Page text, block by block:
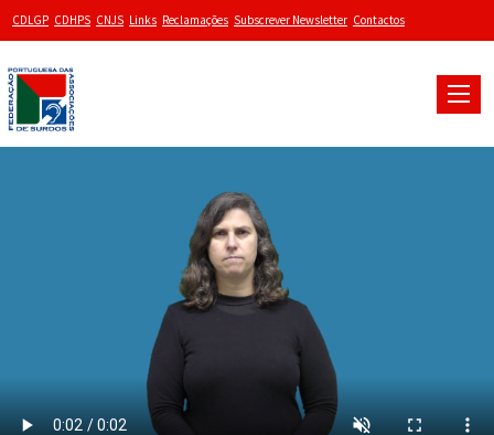
CDLGP CDHPS CNJS Links Reclamações Subscrever Newsletter Contactos
Toggle